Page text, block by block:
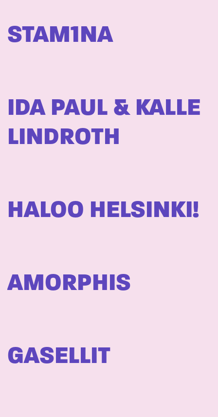
STAM1NA
IDA PAUL & KALLE
LINDROTH
HALOO HELSINKI!
AMORPHIS
GASELLIT